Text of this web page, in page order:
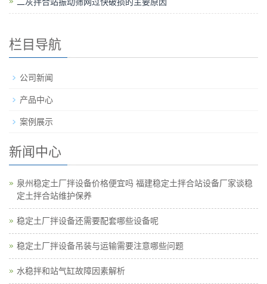
栏目导航
公司新闻
产品中心
案例展示
新闻中心
泉州稳定土厂拌设备价格便宜吗 福建稳定土拌合站设备厂家谈稳
定土拌合站维护保养
稳定土厂拌设备还需要配套哪些设备呢
稳定土厂拌设备吊装与运输需要注意哪些问题
水稳拌和站气缸故障因素解析